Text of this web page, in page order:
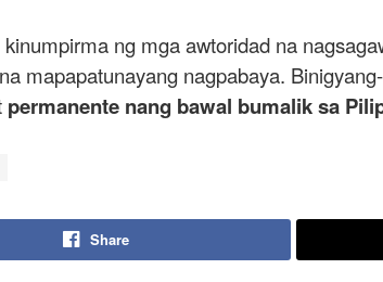
ng mga awtoridad na
na mapapatunayang nagpabaya.
permanente nang bawal bumalik sa
Share